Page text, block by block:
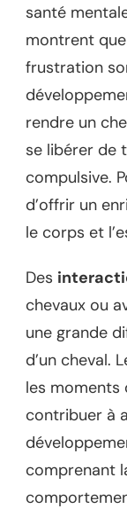
santé
montrent que
frustration
rendre un
se libérer de
compulsive.
d’offrir un
le corps et
Des
chevaux ou
une grande
d’un cheval.
les moments
contribuer à
comprenant